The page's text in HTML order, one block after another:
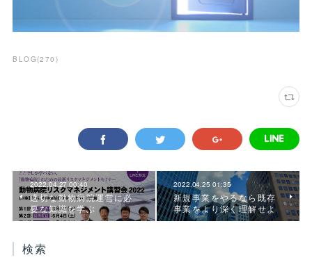
BLOG (270 )
2022.04.27 00:40
適切な動物病院運営に必
要な知識を学ぶ
2022.04.25 01:35
新規事業をやるなら既存
事業をより深く理解せよ
検索